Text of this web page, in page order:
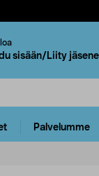
sisään/Liity
Palvelumme